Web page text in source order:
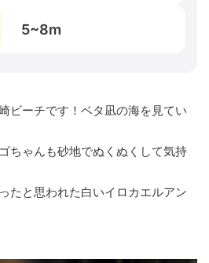
5~8m
ビーチです！ベタ凪の海を見てい
ちゃんも砂地でぬくぬくして気持
たと思われた白いイロカエルアン